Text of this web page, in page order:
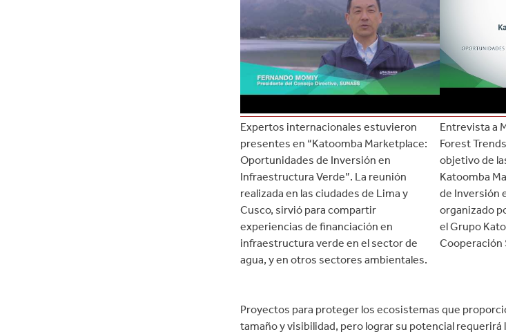
Expertos internacionales estuvieron
presentes en “Katoomba Marketplace:
Oportunidades de Inversión en
Infraestructura Verde”. La reunión
realizada en las ciudades de Lima y
Cusco, sirvió para compartir
experiencias de financiación en
infraestructura verde en el sector de
agua, y en otros sectores ambientales.
Entrevista a
Forest
objetivo de
Katoomba
de Inversión
organizado
el Grupo
Cooperación
Proyectos para proteger los ecosistemas que
tamaño y visibilidad, pero lograr su potencial requerirá